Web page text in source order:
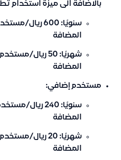
بالاضافة الى ميزة استخدام
سنويًا: 600
المضافة
شهريًا: 50 ريال/
المضافة
مستخدم إضافي:
سنويًا: 240
المضافة
شهريًا: 20 ريال/
المضافة